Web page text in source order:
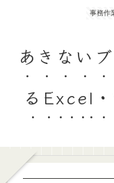
事務作
あきない
るExcel